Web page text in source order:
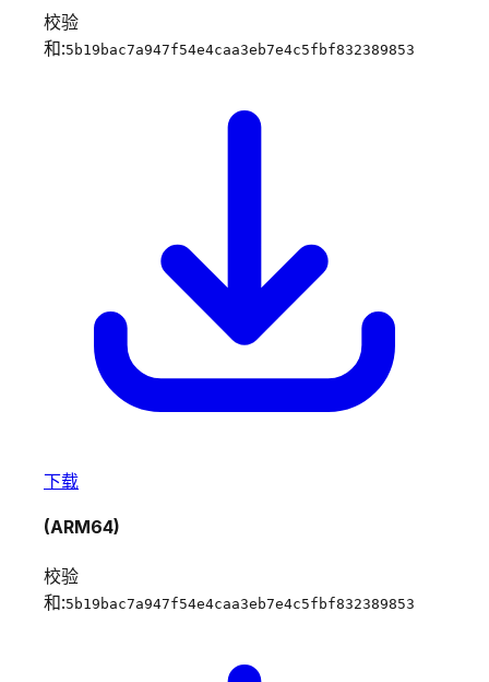
校验
和:5b19bac7a947f54e4caa3eb7e4c5fbf832389853
下载
(ARM64)
校验
和:5b19bac7a947f54e4caa3eb7e4c5fbf832389853